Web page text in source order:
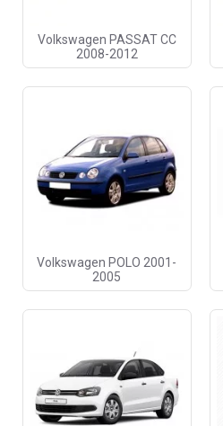
Volkswagen PASSAT CC
2008-2012
Volkswagen POLO 2001-
2005